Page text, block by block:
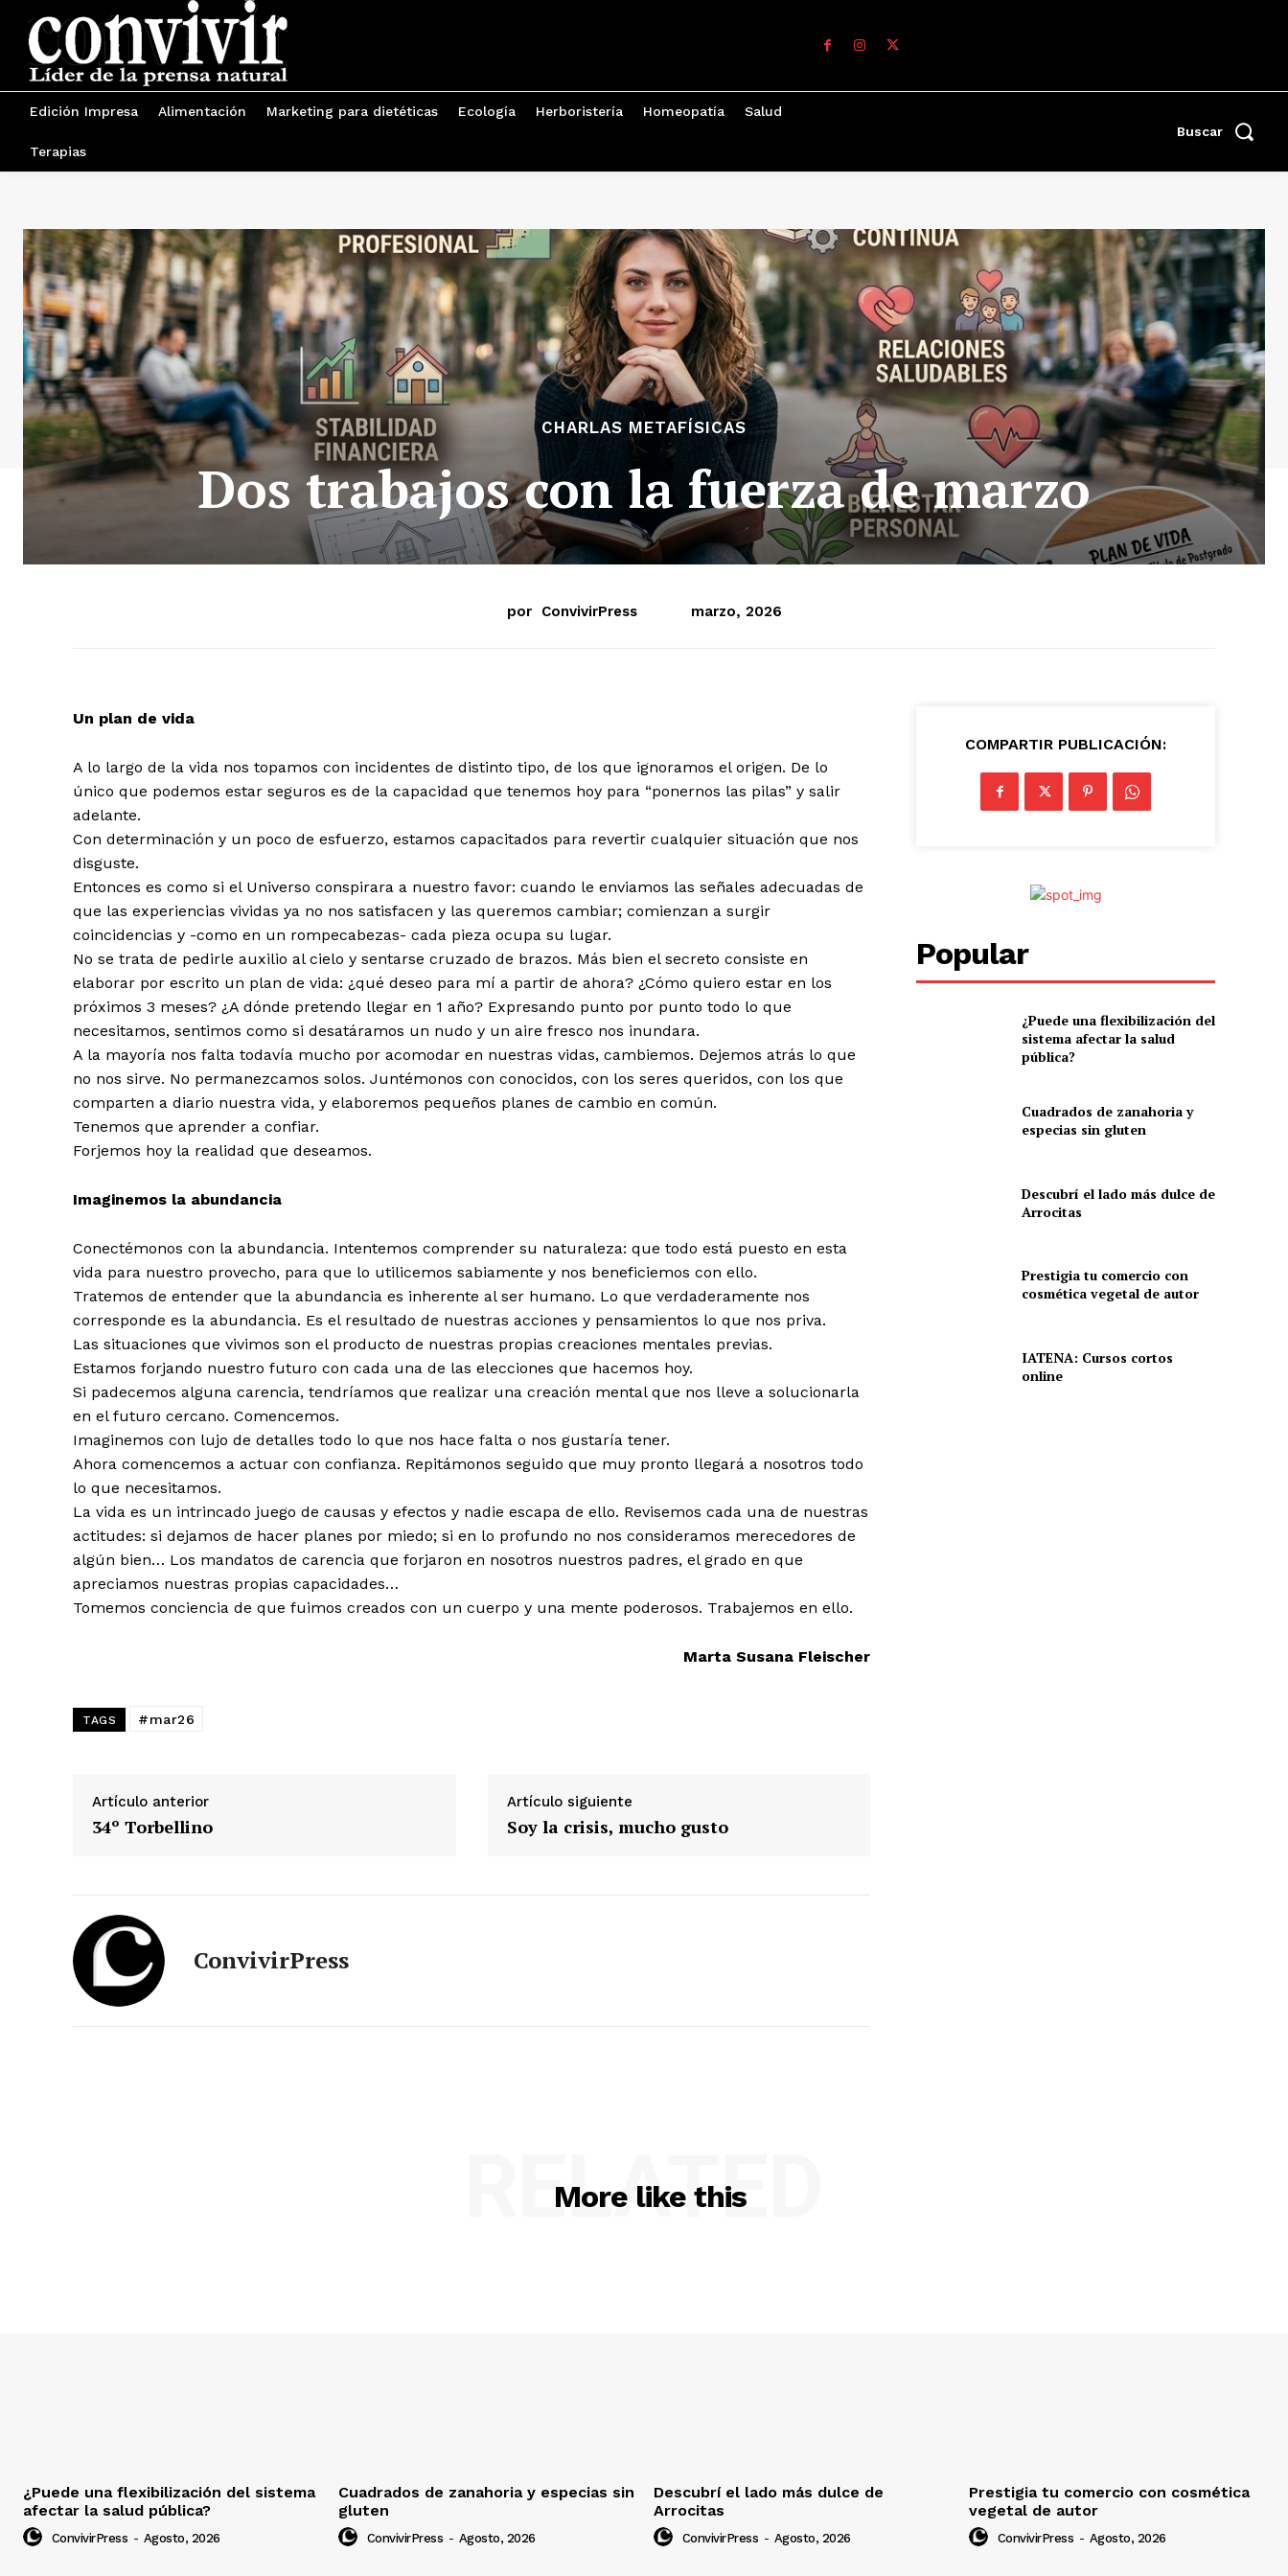
Edición Impresa Alimentación Marketing para dietéticas Ecología Herboristería Homeopatía Salud
Terapias
Buscar
CHARLAS METAFÍSICAS
Dos trabajos con la fuerza de marzo
por ConvivirPress marzo, 2026
Un plan de vida
A lo largo de la vida nos topamos con incidentes de distinto tipo, de los que ignoramos el origen. De lo
único que podemos estar seguros es de la capacidad que tenemos hoy para “ponernos las pilas” y salir
adelante.
Con determinación y un poco de esfuerzo, estamos capacitados para revertir cualquier situación que nos
disguste.
Entonces es como si el Universo conspirara a nuestro favor: cuando le enviamos las señales adecuadas de
que las experiencias vividas ya no nos satisfacen y las queremos cambiar; comienzan a surgir
coincidencias y -como en un rompecabezas- cada pieza ocupa su lugar.
No se trata de pedirle auxilio al cielo y sentarse cruzado de brazos. Más bien el secreto consiste en
elaborar por escrito un plan de vida: ¿qué deseo para mí a partir de ahora? ¿Cómo quiero estar en los
próximos 3 meses? ¿A dónde pretendo llegar en 1 año? Expresando punto por punto todo lo que
necesitamos, sentimos como si desatáramos un nudo y un aire fresco nos inundara.
A la mayoría nos falta todavía mucho por acomodar en nuestras vidas, cambiemos. Dejemos atrás lo que
no nos sirve. No permanezcamos solos. Juntémonos con conocidos, con los seres queridos, con los que
comparten a diario nuestra vida, y elaboremos pequeños planes de cambio en común.
Tenemos que aprender a confiar.
Forjemos hoy la realidad que deseamos.
Imaginemos la abundancia
Conectémonos con la abundancia. Intentemos comprender su naturaleza: que todo está puesto en esta
vida para nuestro provecho, para que lo utilicemos sabiamente y nos beneficiemos con ello.
Tratemos de entender que la abundancia es inherente al ser humano. Lo que verdaderamente nos
corresponde es la abundancia. Es el resultado de nuestras acciones y pensamientos lo que nos priva.
Las situaciones que vivimos son el producto de nuestras propias creaciones mentales previas.
Estamos forjando nuestro futuro con cada una de las elecciones que hacemos hoy.
Si padecemos alguna carencia, tendríamos que realizar una creación mental que nos lleve a solucionarla
en el futuro cercano. Comencemos.
Imaginemos con lujo de detalles todo lo que nos hace falta o nos gustaría tener.
Ahora comencemos a actuar con confianza. Repitámonos seguido que muy pronto llegará a nosotros todo
lo que necesitamos.
La vida es un intrincado juego de causas y efectos y nadie escapa de ello. Revisemos cada una de nuestras
actitudes: si dejamos de hacer planes por miedo; si en lo profundo no nos consideramos merecedores de
algún bien… Los mandatos de carencia que forjaron en nosotros nuestros padres, el grado en que
apreciamos nuestras propias capacidades…
Tomemos conciencia de que fuimos creados con un cuerpo y una mente poderosos. Trabajemos en ello.
Marta Susana Fleischer
TAGS #mar26
Artículo anterior
34º Torbellino
Artículo siguiente
Soy la crisis, mucho gusto
ConvivirPress
COMPARTIR PUBLICACIÓN:
Popular
¿Puede una flexibilización del
sistema afectar la salud
pública?
Cuadrados de zanahoria y
especias sin gluten
Descubrí el lado más dulce de
Arrocitas
Prestigia tu comercio con
cosmética vegetal de autor
IATENA: Cursos cortos
online
More like this
RELATED
¿Puede una flexibilización del sistema
afectar la salud pública?
ConvivirPress - Agosto, 2026
Cuadrados de zanahoria y especias sin
gluten
ConvivirPress - Agosto, 2026
Descubrí el lado más dulce de
Arrocitas
ConvivirPress - Agosto, 2026
Prestigia tu comercio con cosmética
vegetal de autor
ConvivirPress - Agosto, 2026